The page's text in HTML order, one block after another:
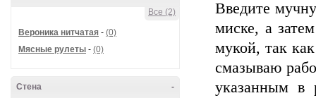
Все (2)
Вероника нитчатая - (0)
Мясные рулеты - (0)
-
Стена
Введите
миске, а
мукой, так
смазываю
указанным в